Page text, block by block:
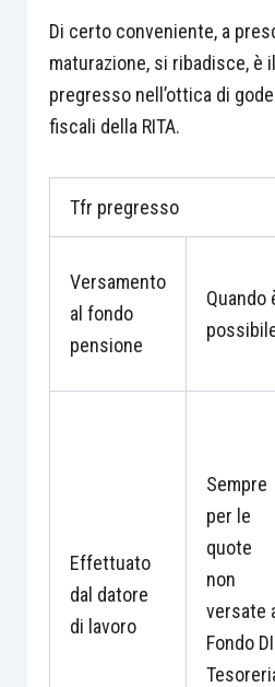
Di certo conveniente, a
maturazione, si ribadisce, è
pregresso nell’ottica di
fiscali della RITA.
Tfr pregresso
Versamento
al fondo
pensione
Quando
Effettuato
dal datore
di lavoro
Sempre
per le
quote
non
versate
Fondo DI